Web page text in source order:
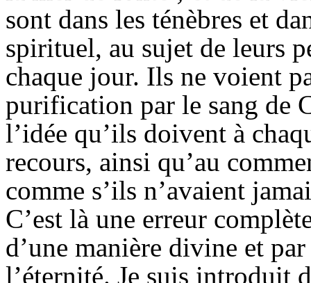
sont dans les ténèbres et
spirituel, au sujet de leurs
chaque jour. Ils ne voient
purification par le sang de
l’idée qu’ils doivent à
recours, ainsi qu’au
comme s’ils n’avaient
C’est là une erreur
d’une manière divine et
l’éternité. Je suis introduit